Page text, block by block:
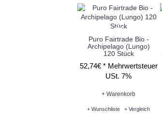
Puro Fairtrade Bio -
Archipelago (Lungo)
120 Stück
52,74€ * Mehrwertsteuer
USt. 7%
+ Warenkorb
+ Wunschliste + Vergleich